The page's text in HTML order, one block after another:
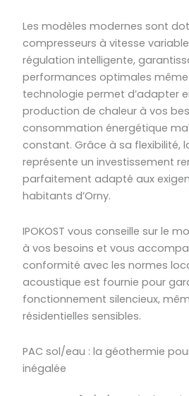
Les modèles modernes sont
compresseurs à vitesse
régulation intelligente,
performances optimales même
technologie permet d’adapter
production de chaleur à vos
consommation énergétique
constant. Grâce à sa flexibilité,
représente un investissement
parfaitement adapté aux
habitants d’Orny.
IPOKOST vous conseille sur le
à vos besoins et vous
conformité avec les normes
acoustique est fournie pour
fonctionnement silencieux,
résidentielles sensibles.
PAC sol/eau : la géothermie
inégalée